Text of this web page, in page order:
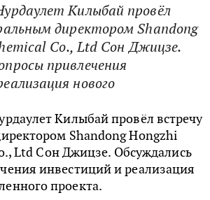
Килыбай провёл
директором Shandong
Co., Ltd Сон Джицзе.
привлечения
нового
Килыбай провёл встречу
Shandong Hongzhi
Ltd Сон Джицзе. Обсуждались
инвестиций и реализация
проекта.